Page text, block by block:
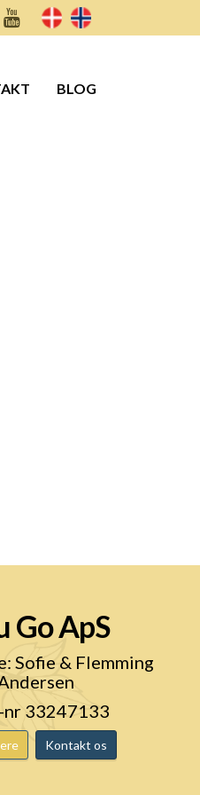
BLOG
Go ApS
Sofie & Flemming
nr 33247133
Kontakt os